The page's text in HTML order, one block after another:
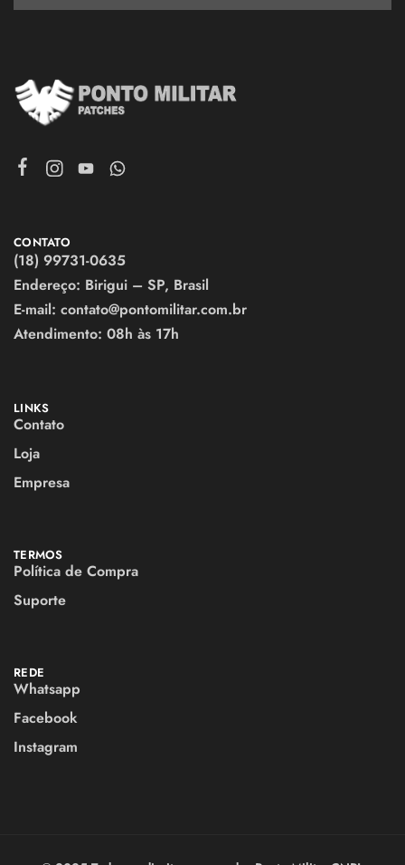
CONTATO
(18) 99731-0635
Endereço: Birigui – SP, Brasil
E-mail: contato@pontomilitar.com.br
Atendimento: 08h às 17h
LINKS
Contato
Loja
Empresa
TERMOS
Política de Compra
Suporte
REDE
Whatsapp
Facebook
Instagram